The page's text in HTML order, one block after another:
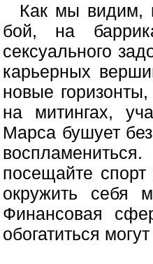
Как мы видим,
бой, на
сексуального
карьерных
новые
на митингах,
Марса бушует
посещайте
окружить себя
Финансовая
обогатиться